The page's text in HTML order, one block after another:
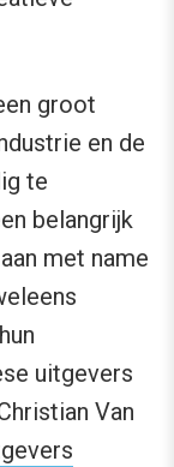
groot
en de
te
belangrijk
met name
uitgevers
Van